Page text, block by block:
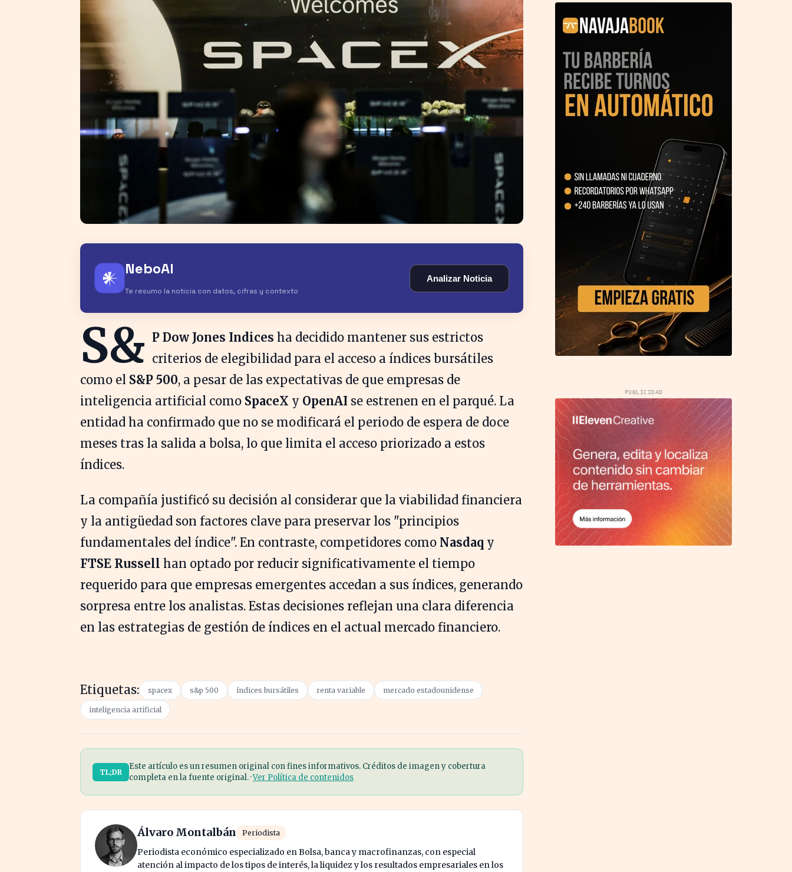
𒀭 NeboAI
Te resumo la noticia con datos, cifras y contexto
Analizar Noticia
S& P Dow Jones Indices ha decidido mantener sus estrictos
criterios de elegibilidad para el acceso a índices bursátiles
como el S&P 500, a pesar de las expectativas de que empresas de
inteligencia artificial como SpaceX y OpenAI se estrenen en el parqué. La
entidad ha confirmado que no se modificará el periodo de espera de doce
meses tras la salida a bolsa, lo que limita el acceso priorizado a estos
índices.
La compañía justificó su decisión al considerar que la viabilidad financiera
y la antigüedad son factores clave para preservar los "principios
fundamentales del índice". En contraste, competidores como Nasdaq y
FTSE Russell han optado por reducir significativamente el tiempo
requerido para que empresas emergentes accedan a sus índices, generando
sorpresa entre los analistas. Estas decisiones reflejan una clara diferencia
en las estrategias de gestión de índices en el actual mercado financiero.
Etiquetas: spacex s&p 500 índices bursátiles renta variable mercado estadounidense
inteligencia artificial
TL;DR
Este artículo es un resumen original con fines informativos. Créditos de imagen y cobertura
completa en la fuente original. ·Ver Política de contenidos
Álvaro Montalbán Periodista
Periodista económico especializado en Bolsa, banca y macrofinanzas, con especial
atención al impacto de los tipos de interés, la liquidez y los resultados empresariales en los
PUBLICIDAD